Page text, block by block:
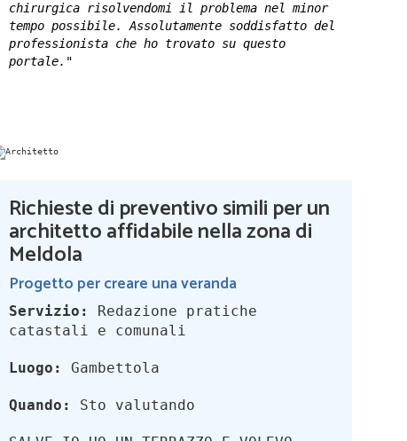
chirurgica risolvendomi il problema nel minor
tempo possibile. Assolutamente soddisfatto del
professionista che ho trovato su questo
portale."
Richieste di preventivo simili per un
architetto affidabile nella zona di
Meldola
Progetto per creare una veranda
Servizio:
Redazione pratiche
catastali e comunali
Luogo: Gambettola
Quando: Sto valutando